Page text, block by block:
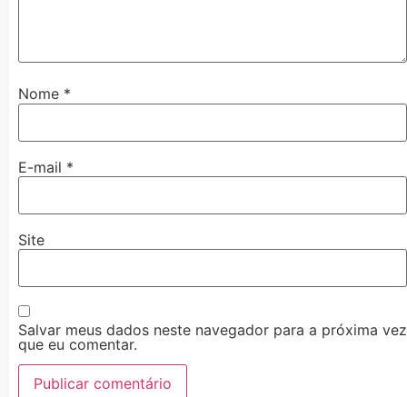
Nome *
E-mail *
Site
Salvar meus dados neste navegador para a próxima vez
que eu comentar.